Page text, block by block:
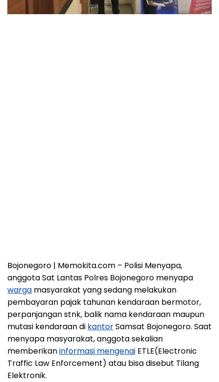
Bojonegoro | Memokita.com – Polisi Menyapa,
anggota Sat Lantas Polres Bojonegoro menyapa
warga masyarakat yang sedang melakukan
pembayaran pajak tahunan kendaraan bermotor,
perpanjangan stnk, balik nama kendaraan maupun
mutasi kendaraan di kantorSamsat Bojonegoro. Saat
menyapa masyarakat, anggota sekalian
memberikaninformasi mengenai ETLE(Electronic
Traffic Law Enforcement) atau bisa disebut Tilang
Elektronik.